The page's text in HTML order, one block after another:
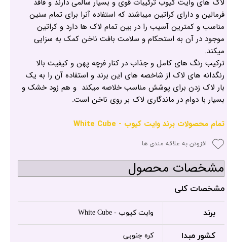
فرمالین و دارای کراتین میباشند که استفاده آنرا برای تمام سنین
مناسب و کمترین آسیب را در بین تمام لاک ها دارد و کراتین
موجود در آن به استحکام و سلامت بافت ناخن کمک به سزایی
میکند.
ترکیب رنگ های کامل و جذاب در کنار فرچه پهن و کیفیت بالا
رنگدانه های لاک از شاخصه های این برند و استفاده آن را به یک
بار لاک زدن برای پوشش مناسب خلاصه میکند و هم زود خشک و
بسیار با دوام در ماندگاری لاک بر روی ناخن است.
تمام محصولات برند وایت کیوب - White Cube
افزودن به علاقه مندی ها
مشخصات محصول
مشخصات کلی
برند وایت کیوب - White Cube
کشور مبدا کره جنوبی